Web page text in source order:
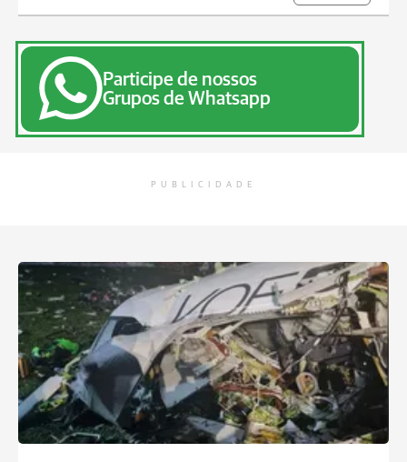
Participe de nossos
Grupos de Whatsapp
PUBLICIDADE